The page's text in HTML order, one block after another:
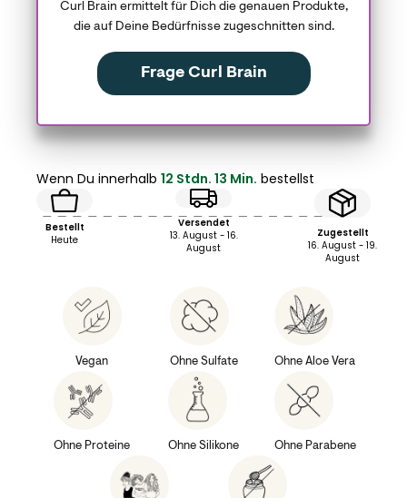
Curl Brain ermittelt für Dich die genauen Produkte,
die auf Deine Bedürfnisse zugeschnitten sind.
Frage Curl Brain
Wenn Du innerhalb 12 Stdn. 13 Min. bestellst
Bestellt
Heute
Versendet
13. August - 16.
August
Zugestellt
16. August - 19.
August
Vegan Ohne Sulfate Ohne Aloe Vera
Ohne Proteine Ohne Silikone Ohne Parabene